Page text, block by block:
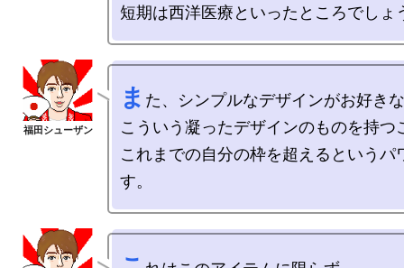
ま た、シンプルなデザインがお好き
こういう凝ったデザインのものを持つ
これまでの自分の枠を超えるというパ